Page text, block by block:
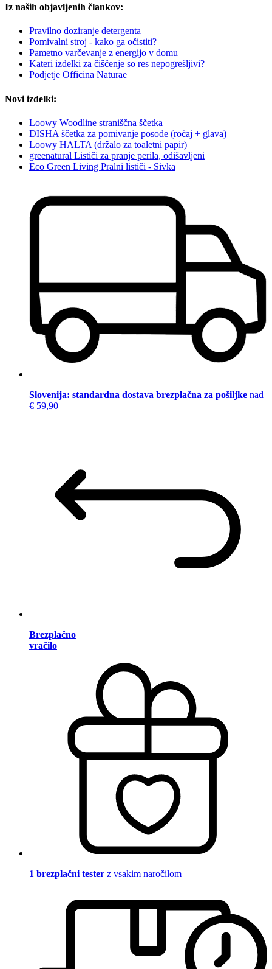
Iz naših objavljenih člankov:
Pravilno doziranje detergenta
Pomivalni stroj - kako ga očistiti?
Pametno varčevanje z energijo v domu
Kateri izdelki za čiščenje so res nepogrešljivi?
Podjetje Officina Naturae
Novi izdelki:
Loowy Woodline straniščna ščetka
DISHA ščetka za pomivanje posode (ročaj + glava)
Loowy HALTA (držalo za toaletni papir)
greenatural Lističi za pranje perila, odišavljeni
Eco Green Living Pralni lističi - Sivka
Slovenija: standardna dostava brezplačna za pošiljke nad
€ 59,90
Brezplačno
vračilo
1 brezplačni tester z vsakim naročilom